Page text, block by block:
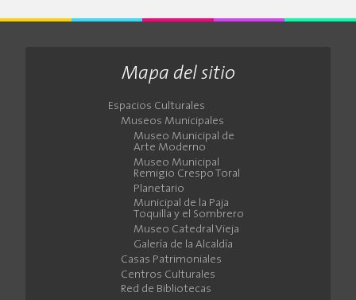
Mapa del sitio
Espacios Culturales
Museos Municipales
Museo Municipal de
Arte Moderno
Museo Municipal
Remigio Crespo Toral
Planetario
Municipal de la Paja
Toquilla y el Sombrero
Museo Catedral Vieja
Galería de la Alcaldía
Casas Patrimoniales
Centros Culturales
Red de Bibliotecas